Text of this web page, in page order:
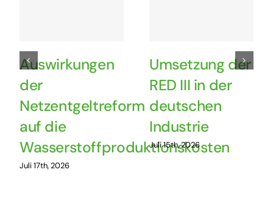
Auswirkungen
der
Netzentgeltreform
auf die
Wasserstoffproduktionskosten
Juli 17th, 2026
Umsetzung der
RED III in der
deutschen
Industrie
Juli 15th, 2026